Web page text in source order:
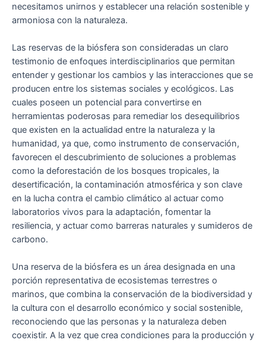
necesitamos unirnos y establecer una relación sostenible y
armoniosa con la naturaleza.
Las reservas de la biósfera son consideradas un claro
testimonio de enfoques interdisciplinarios que permitan
entender y gestionar los cambios y las interacciones que se
producen entre los sistemas sociales y ecológicos. Las
cuales poseen un potencial para convertirse en
herramientas poderosas para remediar los desequilibrios
que existen en la actualidad entre la naturaleza y la
humanidad, ya que, como instrumento de conservación,
favorecen el descubrimiento de soluciones a problemas
como la deforestación de los bosques tropicales, la
desertificación, la contaminación atmosférica y son clave
en la lucha contra el cambio climático al actuar como
laboratorios vivos para la adaptación, fomentar la
resiliencia, y actuar como barreras naturales y sumideros de
carbono.
Una reserva de la biósfera es un área designada en una
porción representativa de ecosistemas terrestres o
marinos, que combina la conservación de la biodiversidad y
la cultura con el desarrollo económico y social sostenible,
reconociendo que las personas y la naturaleza deben
coexistir. A la vez que crea condiciones para la producción y